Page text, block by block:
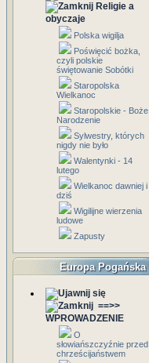
Religie a
obyczaje
Polska wigilja
Poświęcić bożka,
czyli polskie
świętowanie Sobótki
Staropolska
Wielkanoc
Staropolskie - Boże
Narodzenie
Sylwestry, których
nigdy nie było
Walentynki - 14
lutego
Wielkanoc dawniej i
dziś
Wigilijne wierzenia
ludowe
Zapusty
Europa Pogańska
==>>
WPROWADZENIE
O
słowiańszczyźnie przed
chrześcijaństwem